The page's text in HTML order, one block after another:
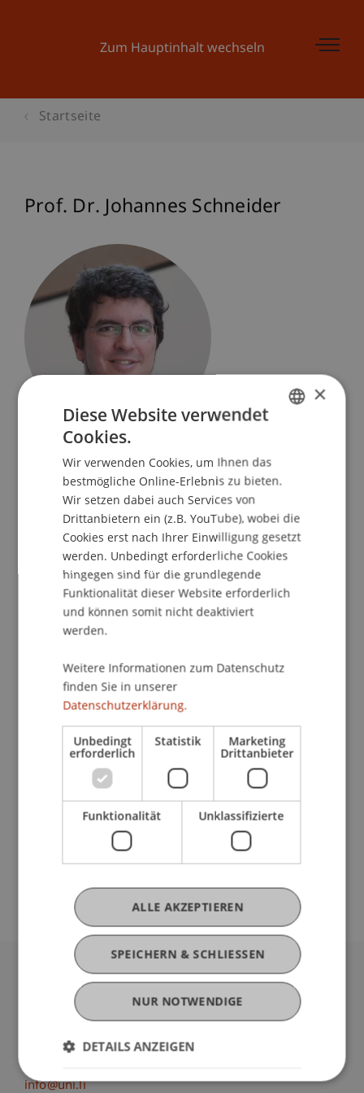
Zum Hauptinhalt wechseln
Startseite
Prof. Dr. Johannes Schneider
Professor
Artificial Intelligence und Data Science
Universität Liechtenstein
Fürst-Franz-Josef-Strasse
9490 Vaduz
Liechtenstein
T. +423 265 13 23
johannes.schneider@uni.li
Lehre Forschung
Ausbildung
Werdegang
Universität Liechtenstein
Fürst-Franz-Josef-Strasse
9490 Vaduz
Liechtenstein
info@uni.li
×
Diese Website verwendet
Cookies.
Wir verwenden Cookies, um Ihnen das
bestmögliche Online-Erlebnis zu bieten.
Wir setzen dabei auch Services von
Drittanbietern ein (z.B. YouTube), wobei die
Cookies erst nach Ihrer Einwilligung gesetzt
werden. Unbedingt erforderliche Cookies
hingegen sind für die grundlegende
Funktionalität dieser Website erforderlich
und können somit nicht deaktiviert
werden.
Weitere Informationen zum Datenschutz
finden Sie in unserer
Datenschutzerklärung.
Unbedingt
erforderlich
Statistik Marketing
Drittanbieter
Funktionalität Unklassifizierte
SPEICHERN & SCHLIESSEN
ALLE AKZEPTIEREN
NUR NOTWENDIGE
DETAILS ANZEIGEN